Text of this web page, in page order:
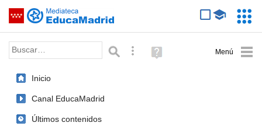
Saltar navegación
Palabra o frase: Búsqueda avanzada
Ayuda
(en
Inicio
Canal EducaMadrid
Últimos contenidos